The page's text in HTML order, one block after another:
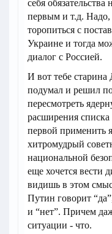
себя
первым и т.д. Надо,
торопиться с
Украине и тогда
диалог с Россией.
И вот тебе
подумал и решил
пересмотреть
расширения
первой применить
хитромудрый
национальной
еще хочется вести
видишь в этом
Путин говорит
и “нет”. Причем
ситуации - что.